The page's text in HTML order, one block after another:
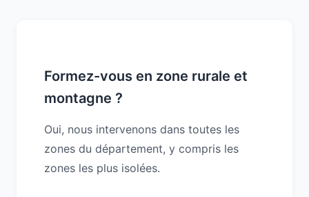
Formez-vous en zone rurale et
montagne ?
Oui, nous intervenons dans toutes les
zones du département, y compris les
zones les plus isolées.